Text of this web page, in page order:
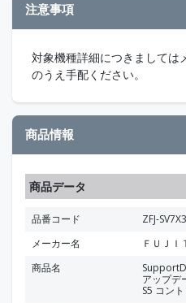
注意事項
対象機種詳細につきましては
のうえ手配ください。
商品情報
商品データ
品番コード
ZFJ-
メーカー名
ＦＵＪＩ
商品名
アップデ
S5 コン